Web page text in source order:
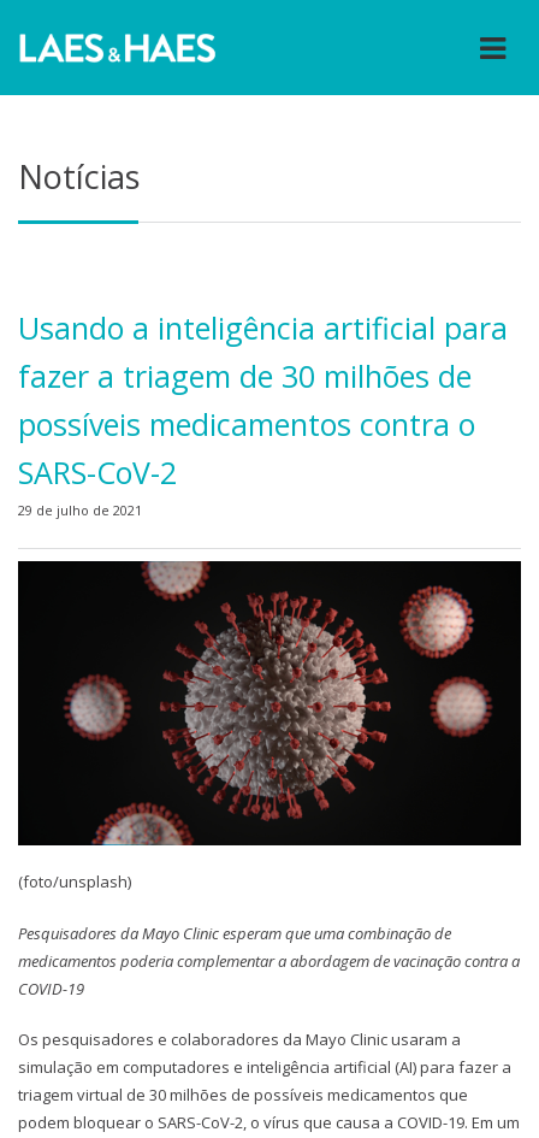
Notícias
Usando a inteligência artificial para
fazer a triagem de 30 milhões de
possíveis medicamentos contra o
SARS-CoV-2
29 de julho de 2021
(foto/unsplash)
Pesquisadores da Mayo Clinic esperam que uma combinação de
medicamentos poderia complementar a abordagem de vacinação contra a
COVID-19
Os pesquisadores e colaboradores da Mayo Clinic usaram a
simulação em computadores e inteligência artificial (AI) para fazer a
triagem virtual de 30 milhões de possíveis medicamentos que
podem bloquear o SARS-CoV-2, o vírus que causa a COVID-19. Em um